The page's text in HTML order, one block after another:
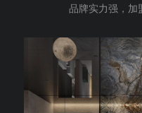
品牌实力强，加